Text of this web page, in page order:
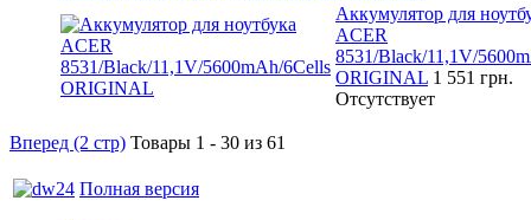
Аккумулятор для
ACER
8531/Black/11,1V/
ORIGINAL 1 551 грн.
Отсутствует
Вперед (2 стр) Товары 1 - 30 из 61
Полная версия